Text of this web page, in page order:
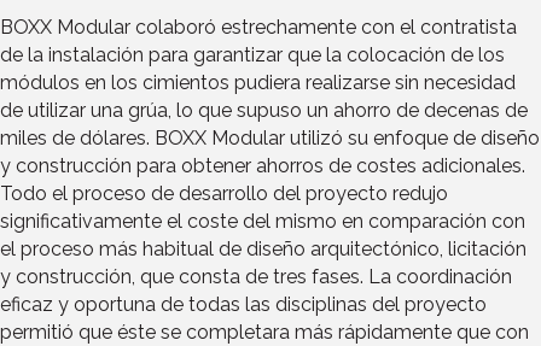
BOXX Modular colaboró estrechamente con el contratista
de la instalación para garantizar que la colocación de los
módulos en los cimientos pudiera realizarse sin necesidad
de utilizar una grúa, lo que supuso un ahorro de decenas de
miles de dólares. BOXX Modular utilizó su enfoque de diseño
y construcción para obtener ahorros de costes adicionales.
Todo el proceso de desarrollo del proyecto redujo
significativamente el coste del mismo en comparación con
el proceso más habitual de diseño arquitectónico, licitación
y construcción, que consta de tres fases. La coordinación
eficaz y oportuna de todas las disciplinas del proyecto
permitió que éste se completara más rápidamente que con